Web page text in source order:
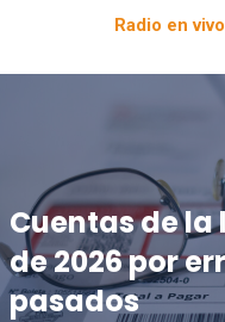
Radio en vivo
Cuentas de la
de 2026 por
pasados